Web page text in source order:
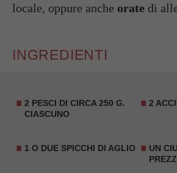
locale, oppure anche orate di
INGREDIENTI
2 PESCI DI CIRCA 250 G.
CIASCUNO
2
1 O DUE SPICCHI DI AGLIO
UN